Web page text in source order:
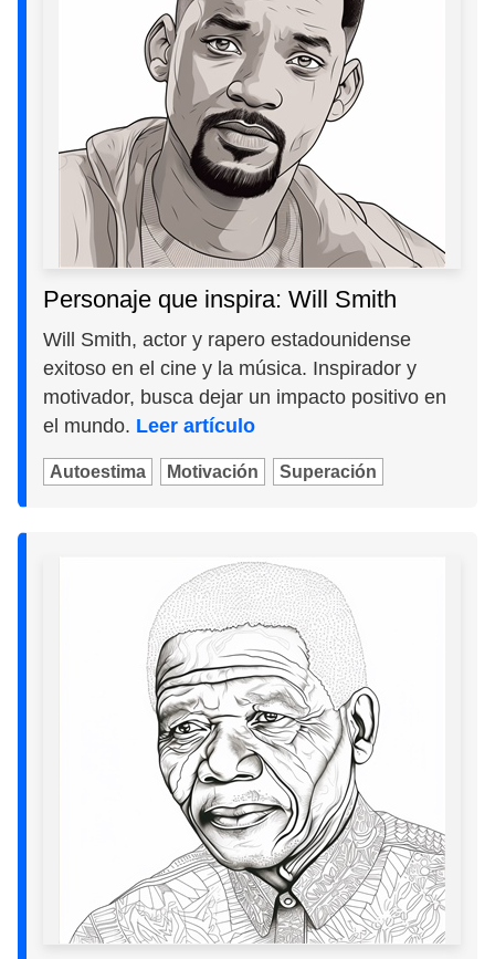
Personaje que inspira: Will Smith
Will Smith, actor y rapero estadounidense
exitoso en el cine y la música. Inspirador y
motivador, busca dejar un impacto positivo en
el mundo. Leer artículo
Autoestima Motivación Superación